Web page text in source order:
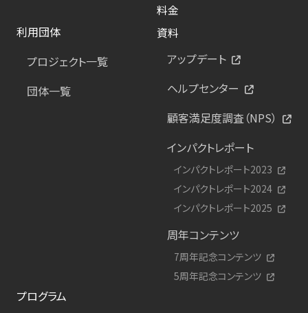
料金
利用団体
プロジェクト一覧
団体一覧
資料
アップデート
ヘルプセンター
顧客満足度調査（NPS）
インパクトレポート
インパクトレポート2023
インパクトレポート2024
インパクトレポート2025
周年コンテンツ
7周年記念コンテンツ
5周年記念コンテンツ
プログラム